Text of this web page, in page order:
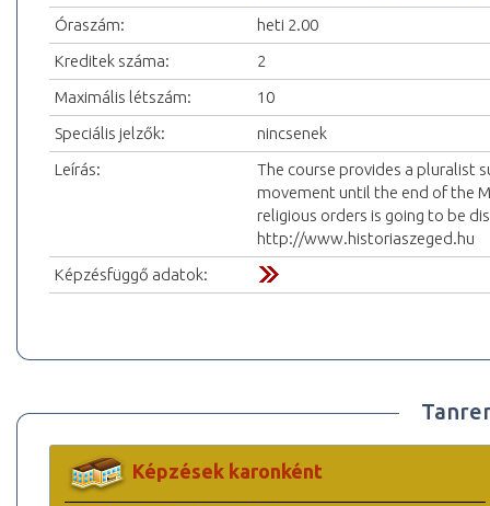
Óraszám:
heti 2.00
Kreditek száma:
2
Maximális létszám:
10
Speciális jelzők:
nincsenek
Leírás:
The course provides a pluralist
movement until the end of the
religious orders is going to be
http://www.historiaszeged.hu
Képzésfüggő adatok:
Képzések karonként